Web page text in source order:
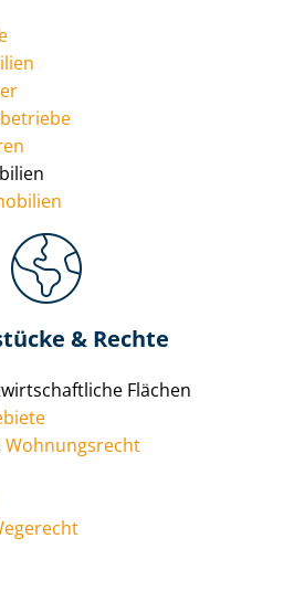
&­ Rechte
Flächen
Wohnungsrecht